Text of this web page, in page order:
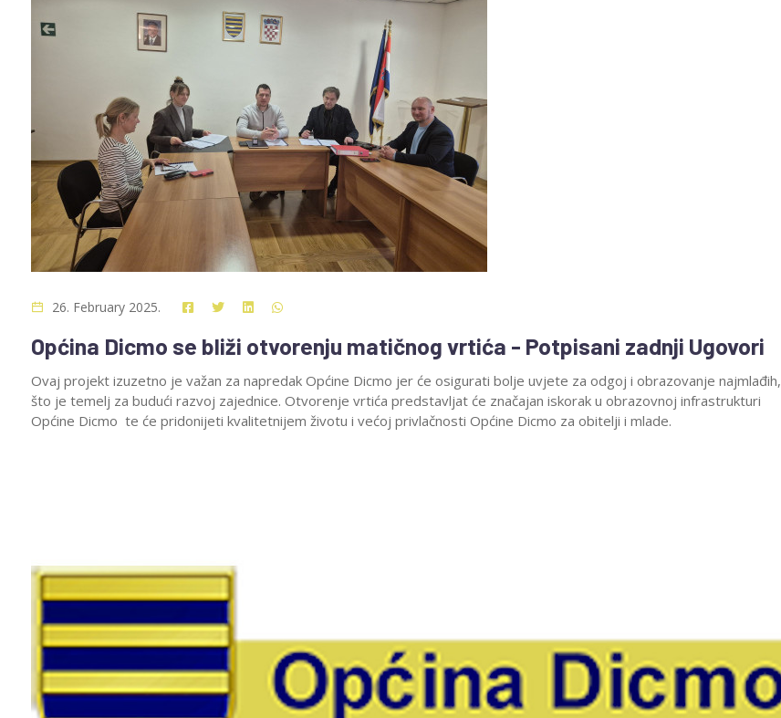
26. February 2025.
Općina Dicmo se bliži otvorenju matičnog vrtića - Potpisani zadnji Ugovori
Ovaj projekt izuzetno je važan za napredak Općine Dicmo jer će osigurati bolje uvjete za odgoj i obrazovanje najmlađih,
što je temelj za budući razvoj zajednice. Otvorenje vrtića predstavljat će značajan iskorak u obrazovnoj infrastrukturi
Općine Dicmo te će pridonijeti kvalitetnijem životu i većoj privlačnosti Općine Dicmo za obitelji i mlade.